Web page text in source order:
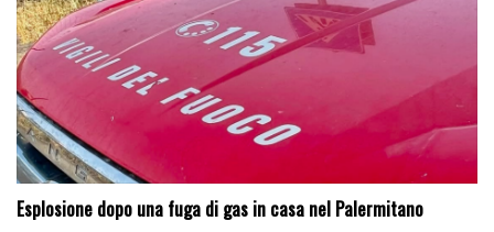
Esplosione dopo una fuga di gas in casa nel Palermitano